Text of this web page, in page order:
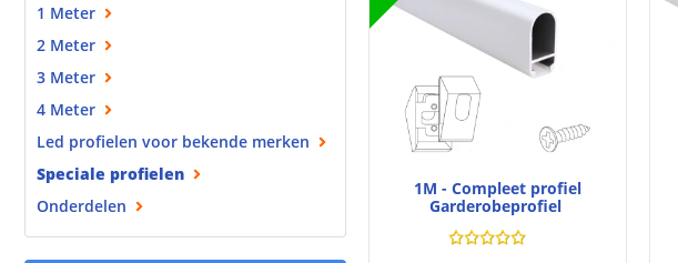
1 Meter
2 Meter
3 Meter
4 Meter
Led profielen voor bekende merken
Speciale profielen
Onderdelen
1M - Compleet profiel
Garderobeprofiel